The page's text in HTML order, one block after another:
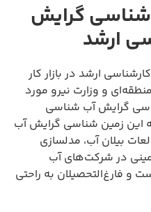
شناسی گرایش
ارشد
ارشد در بازار کار
و وزارت نیرو مورد
گرایش آب شناسی
این زمین شناسی گرایش آب
بیلان آب، مدلسازی
در شرکت‌های آب
و فارغ‌التحصیلان به راحتی